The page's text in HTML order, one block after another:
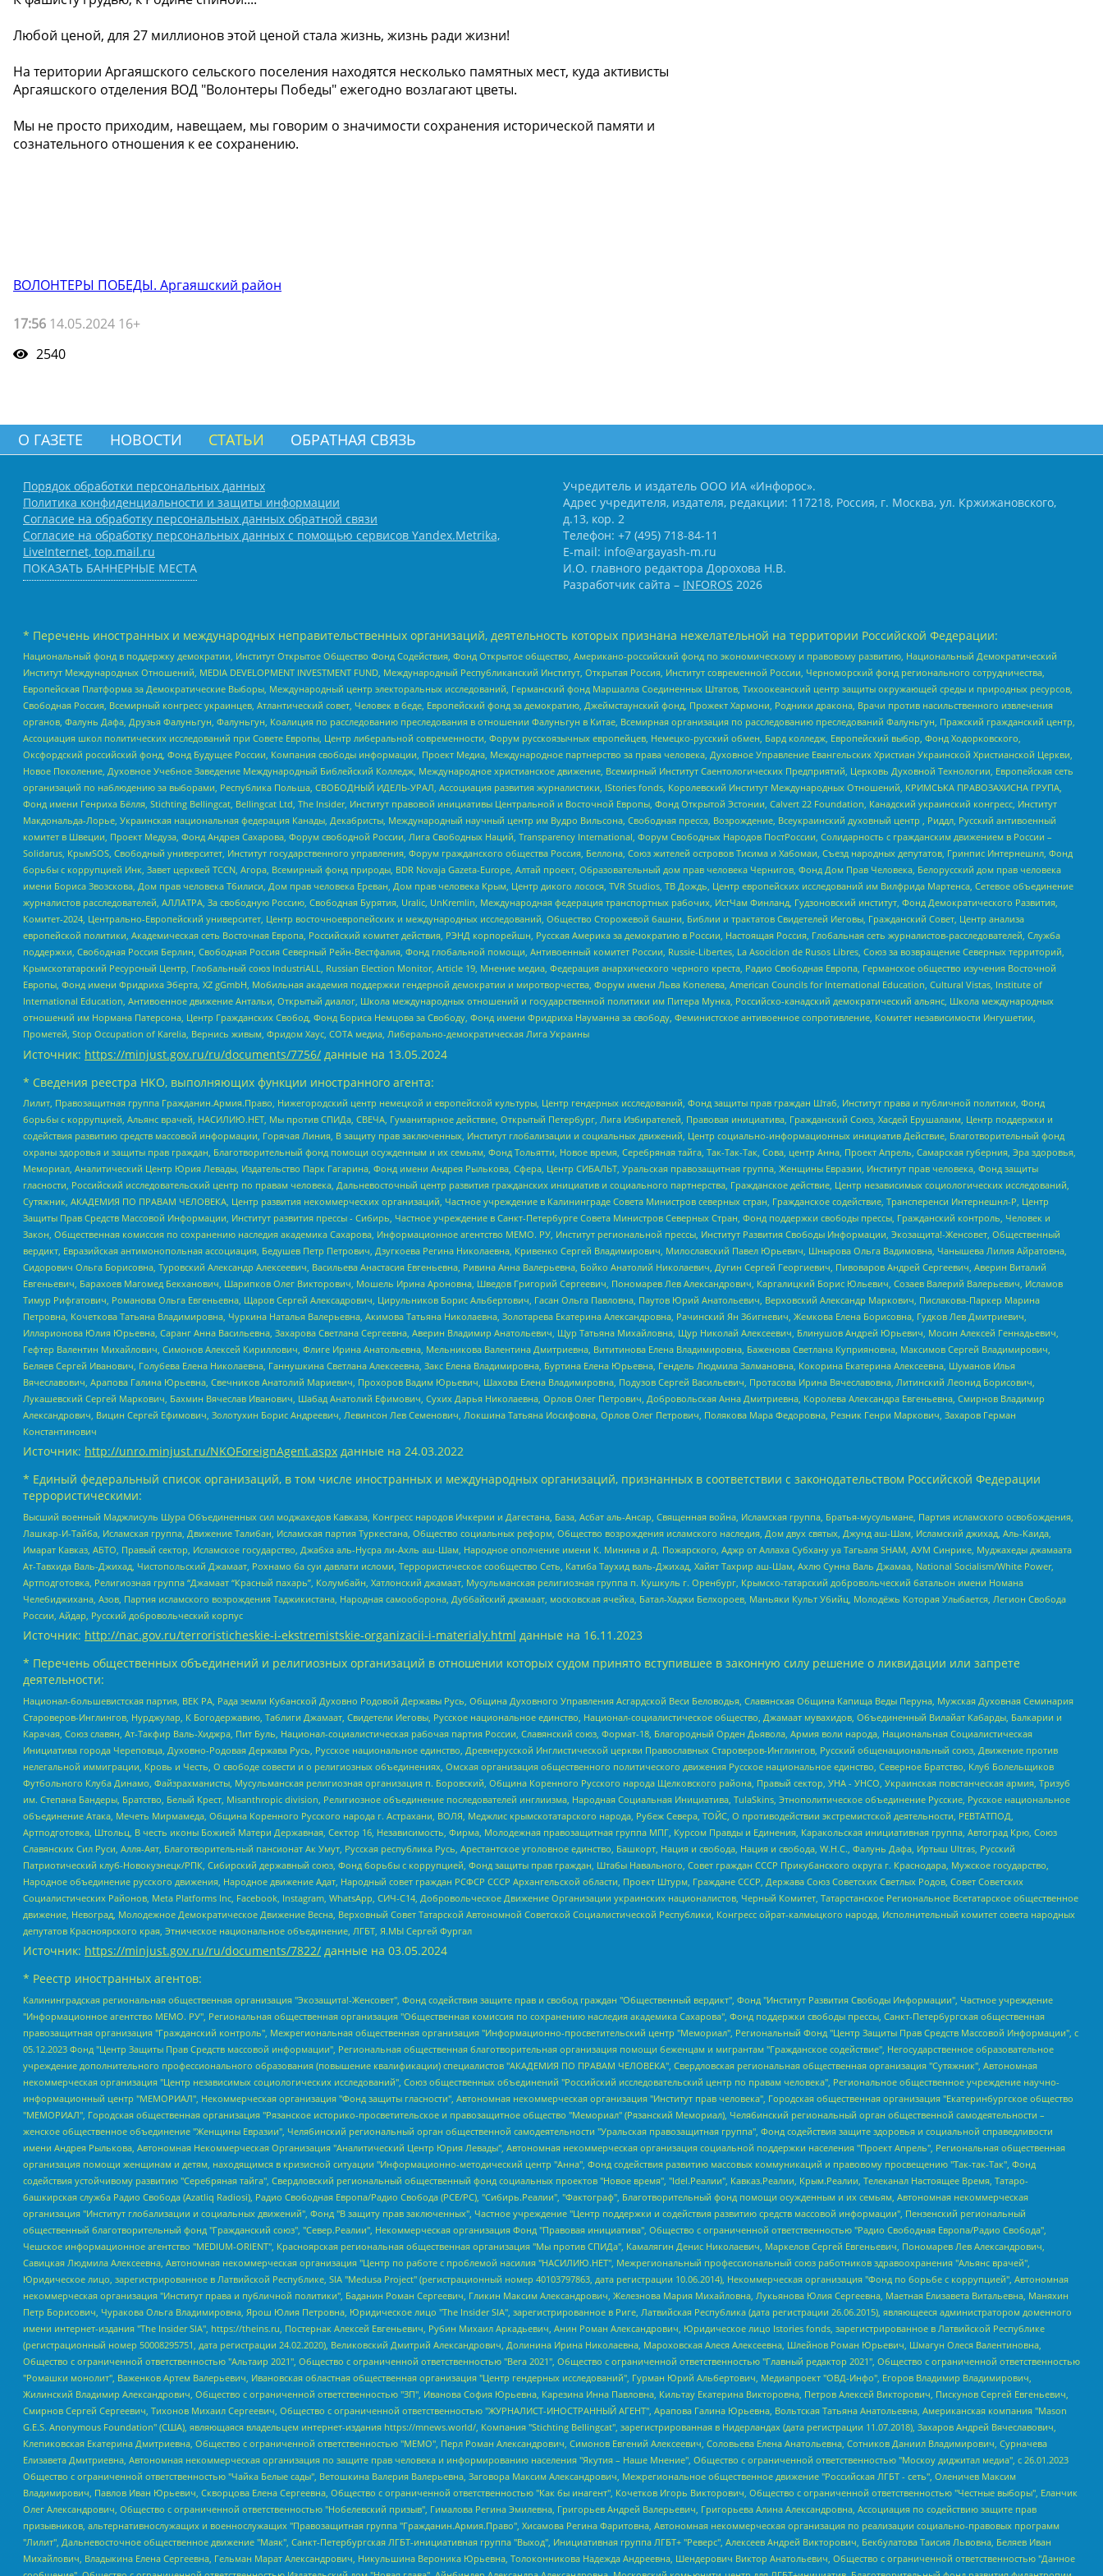
Любой ценой, для 27 миллионов этой ценой стала жизнь, жизнь ради жизни!
На територии Аргаяшского сельского поселения находятся несколько памятных мест, куда активисты
Аргаяшского отделения ВОД "Волонтеры Победы" ежегодно возлагают цветы.
Мы не просто приходим, навещаем, мы говорим о значимости сохранения исторической памяти и
сознательного отношения к ее сохранению.
ВОЛОНТЕРЫ ПОБЕДЫ. Аргаяшский район
17:56 14.05.2024 16+
2540
О ГАЗЕТЕ НОВОСТИ СТАТЬИ ОБРАТНАЯ СВЯЗЬ
Порядок обработки персональных данных
Политика конфиденциальности и защиты информации
Согласие на обработку персональных данных обратной связи
Согласие на обработку персональных данных с помощью сервисов Yandex.Metrika,
LiveInternet, top.mail.ru
ПОКАЗАТЬ БАННЕРНЫЕ МЕСТА
Учредитель и издатель ООО ИА «Инфорос».
Адрес учредителя, издателя, редакции: 117218, Россия, г. Москва, ул. Кржижановского,
д.13, кор. 2
Телефон: +7 (495) 718-84-11
E-mail: info@argayash-m.ru
И.О. главного редактора Дорохова Н.В.
Разработчик сайта – INFOROS 2026
* Перечень иностранных и международных неправительственных организаций, деятельность которых признана нежелательной на территории Российской Федерации:
Национальный фонд в поддержку демократии, Институт Открытое Общество Фонд Содействия, Фонд Открытое общество, Американо-российский фонд по экономическому и правовому развитию, Национальный Демократический
Институт Международных Отношений, MEDIA DEVELOPMENT INVESTMENT FUND, Международный Республиканский Институт, Открытая Россия, Институт современной России, Черноморский фонд регионального сотрудничества,
Европейская Платформа за Демократические Выборы, Международный центр электоральных исследований, Германский фонд Маршалла Соединенных Штатов, Тихоокеанский центр защиты окружающей среды и природных ресурсов,
Свободная Россия, Всемирный конгресс украинцев, Атлантический совет, Человек в беде, Европейский фонд за демократию, Джеймстаунский фонд, Прожект Хармони, Родники дракона, Врачи против насильственного извлечения
органов, Фалунь Дафа, Друзья Фалуньгун, Фалуньгун, Коалиция по расследованию преследования в отношении Фалуньгун в Китае, Всемирная организация по расследованию преследований Фалуньгун, Пражский гражданский центр,
Ассоциация школ политических исследований при Совете Европы, Центр либеральной современности, Форум русскоязычных европейцев, Немецко-русский обмен, Бард колледж, Европейский выбор, Фонд Ходорковского,
Оксфордский российский фонд, Фонд Будущее России, Компания свободы информации, Проект Медиа, Международное партнерство за права человека, Духовное Управление Евангельских Христиан Украинской Христианской Церкви,
Новое Поколение, Духовное Учебное Заведение Международный Библейский Колледж, Международное христианское движение, Всемирный Институт Саентологических Предприятий, Церковь Духовной Технологии, Европейская сеть
организаций по наблюдению за выборами, Республика Польша, СВОБОДНЫЙ ИДЕЛЬ-УРАЛ, Ассоциация развития журналистики, IStories fonds, Королевский Институт Международных Отношений, КРИМСЬКА ПРАВОЗАХИСНА ГРУПА,
Фонд имени Генриха Бёлля, Stichting Bellingcat, Bellingcat Ltd, The Insider, Институт правовой инициативы Центральной и Восточной Европы, Фонд Открытой Эстонии, Calvert 22 Foundation, Канадский украинский конгресс, Институт
Макдональда-Лорье, Украинская национальная федерация Канады, Декабристы, Международный научный центр им Вудро Вильсона, Свободная пресса, Возрождение, Всеукраинский духовный центр , Риддл, Русский антивоенный
комитет в Швеции, Проект Медуза, Фонд Андрея Сахарова, Форум свободной России, Лига Свободных Наций, Transparеncy International, Форум Свободных Народов ПостРоссии, Солидарность с гражданским движением в России –
Solidarus, КрымSOS, Свободный университет, Институт государственного управления, Форум гражданского общества Россия, Беллона, Союз жителей островов Тисима и Хабомаи, Съезд народных депутатов, Гринпис Интернешнл, Фонд
борьбы с коррупцией Инк, Завет церквей TCCN, Агора, Всемирный фонд природы, BDR Novaja Gazeta-Europe, Алтай проект, Образовательный дом прав человека Чернигов, Фонд Дом Прав Человека, Белорусский дом прав человека
имени Бориса Звозскова, Дом прав человека Тбилиси, Дом прав человека Ереван, Дом прав человека Крым, Центр дикого лосося, TVR Studios, ТВ Дождь, Центр европейских исследований им Вилфрида Мартенса, Сетевое объединение
журналистов расследователей, АЛЛАТРА, За свободную Россию, Свободная Бурятия, Uralic, UnKremlin, Международная федерация транспортных рабочих, ИстЧам Финланд, Гудзоновский институт, Фонд Демократического Развития,
Комитет-2024, Центрально-Европейский университет, Центр восточноевропейских и международных исследований, Общество Сторожевой башни, Библии и трактатов Свидетелей Иеговы, Гражданский Совет, Центр анализа
европейской политики, Академическая сеть Восточная Европа, Российский комитет действия, РЭНД корпорейшн, Русская Америка за демократию в России, Настоящая Россия, Глобальная сеть журналистов-расследователей, Служба
поддержки, Свободная Россия Берлин, Свободная Россия Северный Рейн-Вестфалия, Фонд глобальной помощи, Антивоенный комитет России, Russie-Libertes, La Asocicion de Rusos Libres, Союз за возвращение Северных территорий,
Крымскотатарский Ресурсный Центр, Глобальный союз IndustriALL, Russian Election Monitor, Article 19, Мнение медиа, Федерация анархического черного креста, Радио Свободная Европа, Германское общество изучения Восточной
Европы, Фонд имени Фридриха Эберта, XZ gGmbH, Мобильная академия поддержки гендерной демократии и миротворчества, Форум имени Льва Копелева, American Councils for International Education, Cultural Vistas, Institute of
International Education, Антивоенное движение Антальи, Открытый диалог, Школа международных отношений и государственной политики им Питера Мунка, Российско-канадский демократический альянс, Школа международных
отношений им Нормана Патерсона, Центр Гражданских Свобод, Фонд Бориса Немцова за Свободу, Фонд имени Фридриха Науманна за свободу, Феминистское антивоенное сопротивление, Комитет независимости Ингушетии,
Прометей, Stop Occupation of Karelia, Вернись живым, Фридом Хаус, СОТА медиа, Либерально-демократическая Лига Украины
Источник: https://minjust.gov.ru/ru/documents/7756/ данные на 13.05.2024
* Сведения реестра НКО, выполняющих функции иностранного агента:
Лилит, Правозащитная группа Гражданин.Армия.Право, Нижегородский центр немецкой и европейской культуры, Центр гендерных исследований, Фонд защиты прав граждан Штаб, Институт права и публичной политики, Фонд
борьбы с коррупцией, Альянс врачей, НАСИЛИЮ.НЕТ, Мы против СПИДа, СВЕЧА, Гуманитарное действие, Открытый Петербург, Лига Избирателей, Правовая инициатива, Гражданский Союз, Хасдей Ерушалаим, Центр поддержки и
содействия развитию средств массовой информации, Горячая Линия, В защиту прав заключенных, Институт глобализации и социальных движений, Центр социально-информационных инициатив Действие, Благотворительный фонд
охраны здоровья и защиты прав граждан, Благотворительный фонд помощи осужденным и их семьям, Фонд Тольятти, Новое время, Серебряная тайга, Так-Так-Так, Сова, центр Анна, Проект Апрель, Самарская губерния, Эра здоровья,
Мемориал, Аналитический Центр Юрия Левады, Издательство Парк Гагарина, Фонд имени Андрея Рылькова, Сфера, Центр СИБАЛЬТ, Уральская правозащитная группа, Женщины Евразии, Институт прав человека, Фонд защиты
гласности, Российский исследовательский центр по правам человека, Дальневосточный центр развития гражданских инициатив и социального партнерства, Гражданское действие, Центр независимых социологических исследований,
Сутяжник, АКАДЕМИЯ ПО ПРАВАМ ЧЕЛОВЕКА, Центр развития некоммерческих организаций, Частное учреждение в Калининграде Совета Министров северных стран, Гражданское содействие, Трансперенси Интернешнл-Р, Центр
Защиты Прав Средств Массовой Информации, Институт развития прессы - Сибирь, Частное учреждение в Санкт-Петербурге Совета Министров Северных Стран, Фонд поддержки свободы прессы, Гражданский контроль, Человек и
Закон, Общественная комиссия по сохранению наследия академика Сахарова, Информационное агентство МЕМО. РУ, Институт региональной прессы, Институт Развития Свободы Информации, Экозащита!-Женсовет, Общественный
вердикт, Евразийская антимонопольная ассоциация, Бедушев Петр Петрович, Дзугкоева Регина Николаевна, Кривенко Сергей Владимирович, Милославский Павел Юрьевич, Шнырова Ольга Вадимовна, Чанышева Лилия Айратовна,
Сидорович Ольга Борисовна, Туровский Александр Алексеевич, Васильева Анастасия Евгеньевна, Ривина Анна Валерьевна, Бойко Анатолий Николаевич, Дугин Сергей Георгиевич, Пивоваров Андрей Сергеевич, Аверин Виталий
Евгеньевич, Барахоев Магомед Бекханович, Шарипков Олег Викторович, Мошель Ирина Ароновна, Шведов Григорий Сергеевич, Пономарев Лев Александрович, Каргалицкий Борис Юльевич, Созаев Валерий Валерьевич, Исламов
Тимур Рифгатович, Романова Ольга Евгеньевна, Щаров Сергей Алексадрович, Цирульников Борис Альбертович, Гасан Ольга Павловна, Паутов Юрий Анатольевич, Верховский Александр Маркович, Пислакова-Паркер Марина
Петровна, Кочеткова Татьяна Владимировна, Чуркина Наталья Валерьевна, Акимова Татьяна Николаевна, Золотарева Екатерина Александровна, Рачинский Ян Збигневич, Жемкова Елена Борисовна, Гудков Лев Дмитриевич,
Илларионова Юлия Юрьевна, Саранг Анна Васильевна, Захарова Светлана Сергеевна, Аверин Владимир Анатольевич, Щур Татьяна Михайловна, Щур Николай Алексеевич, Блинушов Андрей Юрьевич, Мосин Алексей Геннадьевич,
Гефтер Валентин Михайлович, Симонов Алексей Кириллович, Флиге Ирина Анатольевна, Мельникова Валентина Дмитриевна, Вититинова Елена Владимировна, Баженова Светлана Куприяновна, Максимов Сергей Владимирович,
Беляев Сергей Иванович, Голубева Елена Николаевна, Ганнушкина Светлана Алексеевна, Закс Елена Владимировна, Буртина Елена Юрьевна, Гендель Людмила Залмановна, Кокорина Екатерина Алексеевна, Шуманов Илья
Вячеславович, Арапова Галина Юрьевна, Свечников Анатолий Мариевич, Прохоров Вадим Юрьевич, Шахова Елена Владимировна, Подузов Сергей Васильевич, Протасова Ирина Вячеславовна, Литинский Леонид Борисович,
Лукашевский Сергей Маркович, Бахмин Вячеслав Иванович, Шабад Анатолий Ефимович, Сухих Дарья Николаевна, Орлов Олег Петрович, Добровольская Анна Дмитриевна, Королева Александра Евгеньевна, Смирнов Владимир
Александрович, Вицин Сергей Ефимович, Золотухин Борис Андреевич, Левинсон Лев Семенович, Локшина Татьяна Иосифовна, Орлов Олег Петрович, Полякова Мара Федоровна, Резник Генри Маркович, Захаров Герман
Константинович
Источник: http://unro.minjust.ru/NKOForeignAgent.aspx данные на 24.03.2022
* Единый федеральный список организаций, в том числе иностранных и международных организаций, признанных в соответствии с законодательством Российской Федерации
террористическими:
Высший военный Маджлисуль Шура Объединенных сил моджахедов Кавказа, Конгресс народов Ичкерии и Дагестана, База, Асбат аль-Ансар, Священная война, Исламская группа, Братья-мусульмане, Партия исламского освобождения,
Лашкар-И-Тайба, Исламская группа, Движение Талибан, Исламская партия Туркестана, Общество социальных реформ, Общество возрождения исламского наследия, Дом двух святых, Джунд аш-Шам, Исламский джихад, Аль-Каида,
Имарат Кавказ, АБТО, Правый сектор, Исламское государство, Джабха аль-Нусра ли-Ахль аш-Шам, Народное ополчение имени К. Минина и Д. Пожарского, Аджр от Аллаха Субхану уа Тагьаля SHAM, АУМ Синрике, Муджахеды джамаата
Ат-Тавхида Валь-Джихад, Чистопольский Джамаат, Рохнамо ба суи давлати исломи, Террористическое сообщество Сеть, Катиба Таухид валь-Джихад, Хайят Тахрир аш-Шам, Ахлю Сунна Валь Джамаа, National Socialism/White Power,
Артподготовка, Религиозная группа “Джамаат “Красный пахарь”, Колумбайн, Хатлонский джамаат, Мусульманская религиозная группа п. Кушкуль г. Оренбург, Крымско-татарский добровольческий батальон имени Номана
Челебиджихана, Азов, Партия исламского возрождения Таджикистана, Народная самооборона, Дуббайский джамаат, московская ячейка, Батал-Хаджи Белхороев, Маньяки Культ Убийц, Молодёжь Которая Улыбается, Легион Свобода
России, Айдар, Русский добровольческий корпус
Источник: http://nac.gov.ru/terroristicheskie-i-ekstremistskie-organizacii-i-materialy.html данные на 16.11.2023
* Перечень общественных объединений и религиозных организаций в отношении которых судом принято вступившее в законную силу решение о ликвидации или запрете
деятельности:
Национал-большевистская партия, ВЕК РА, Рада земли Кубанской Духовно Родовой Державы Русь, Община Духовного Управления Асгардской Веси Беловодья, Славянская Община Капища Веды Перуна, Мужская Духовная Семинария
Староверов-Инглингов, Нурджулар, К Богодержавию, Таблиги Джамаат, Свидетели Иеговы, Русское национальное единство, Национал-социалистическое общество, Джамаат мувахидов, Объединенный Вилайат Кабарды, Балкарии и
Карачая, Союз славян, Ат-Такфир Валь-Хиджра, Пит Буль, Национал-социалистическая рабочая партия России, Славянский союз, Формат-18, Благородный Орден Дьявола, Армия воли народа, Национальная Социалистическая
Инициатива города Череповца, Духовно-Родовая Держава Русь, Русское национальное единство, Древнерусской Инглистической церкви Православных Староверов-Инглингов, Русский общенациональный союз, Движение против
нелегальной иммиграции, Кровь и Честь, О свободе совести и о религиозных объединениях, Омская организация общественного политического движения Русское национальное единство, Северное Братство, Клуб Болельщиков
Футбольного Клуба Динамо, Файзрахманисты, Мусульманская религиозная организация п. Боровский, Община Коренного Русского народа Щелковского района, Правый сектор, УНА - УНСО, Украинская повстанческая армия, Тризуб
им. Степана Бандеры, Братство, Белый Крест, Misanthropic division, Религиозное объединение последователей инглиизма, Народная Социальная Инициатива, TulaSkins, Этнополитическое объединение Русские, Русское национальное
объединение Атака, Мечеть Мирмамеда, Община Коренного Русского народа г. Астрахани, ВОЛЯ, Меджлис крымскотатарского народа, Рубеж Севера, ТОЙС, О противодействии экстремистской деятельности, РЕВТАТПОД,
Артподготовка, Штольц, В честь иконы Божией Матери Державная, Сектор 16, Независимость, Фирма, Молодежная правозащитная группа МПГ, Курсом Правды и Единения, Каракольская инициативная группа, Автоград Крю, Союз
Славянских Сил Руси, Алля-Аят, Благотворительный пансионат Ак Умут, Русская республика Русь, Арестантское уголовное единство, Башкорт, Нация и свобода, Нация и свобода, W.H.С., Фалунь Дафа, Иртыш Ultras, Русский
Патриотический клуб-Новокузнецк/РПК, Сибирский державный союз, Фонд борьбы с коррупцией, Фонд защиты прав граждан, Штабы Навального, Совет граждан СССР Прикубанского округа г. Краснодара, Мужское государство,
Народное объединение русского движения, Народное движение Адат, Народный совет граждан РСФСР СССР Архангельской области, Проект Штурм, Граждане СССР, Держава Союз Советских Светлых Родов, Совет Советских
Социалистических Районов, Meta Platforms Inc, Facebook, Instagram, WhatsApp, СИЧ-С14, Добровольческое Движение Организации украинских националистов, Черный Комитет, Татарстанское Региональное Всетатарское общественное
движение, Невоград, Молодежное Демократическое Движение Весна, Верховный Совет Татарской Автономной Советской Социалистической Республики, Конгресс ойрат-калмыцкого народа, Исполнительный комитет совета народных
депутатов Красноярского края, Этническое национальное объединение, ЛГБТ, Я.МЫ Сергей Фургал
Источник: https://minjust.gov.ru/ru/documents/7822/ данные на 03.05.2024
* Реестр иностранных агентов:
Калининградская региональная общественная организация "Экозащита!-Женсовет", Фонд содействия защите прав и свобод граждан "Общественный вердикт", Фонд "Институт Развития Свободы Информации", Частное учреждение "Информационное агентство МЕМО. РУ", Региональная общественная организация "Общественная комиссия по сохранению наследия академика Сахарова", Фонд поддержки свободы прессы, Санкт-Петербургская общественная правозащитная организация "Гражданский контроль", Межрегиональная общественная организация "Информационно-просветительский центр "Мемориал", Региональный Фонд "Центр Защиты Прав Средств Массовой Информации", с 05.12.2023 Фонд "Центр Защиты Прав Средств массовой информации", Региональная общественная благотворительная организация помощи беженцам и мигрантам "Гражданское содействие", Негосударственное образовательное учреждение дополнительного профессионального образования (повышение квалификации) специалистов "АКАДЕМИЯ ПО ПРАВАМ ЧЕЛОВЕКА", Свердловская региональная общественная организация "Сутяжник", Автономная некоммерческая организация "Центр независимых социологических исследований", Союз общественных объединений "Российский исследовательский центр по правам человека", Региональное общественное учреждение научно-информационный центр "МЕМОРИАЛ", Некоммерческая организация "Фонд защиты гласности", Автономная некоммерческая организация "Институт прав человека", Городская общественная организация "Екатеринбургское общество "МЕМОРИАЛ", Городская общественная организация "Рязанское историко-просветительское и правозащитное общество "Мемориал" (Рязанский Мемориал), Челябинский региональный орган общественной самодеятельности – женское общественное объединение "Женщины Евразии", Челябинский региональный орган общественной самодеятельности "Уральская правозащитная группа", Фонд содействия защите здоровья и социальной справедливости имени Андрея Рылькова, Автономная Некоммерческая Организация "Аналитический Центр Юрия Левады", Автономная некоммерческая организация социальной поддержки населения "Проект Апрель", Региональная общественная организация помощи женщинам и детям, находящимся в кризисной ситуации "Информационно-методический центр "Анна", Фонд содействия развитию массовых коммуникаций и правовому просвещению "Так-так-Так", Фонд содействия устойчивому развитию "Серебряная тайга", Свердловский региональный общественный фонд социальных проектов "Новое время", "Idel.Реалии", Кавказ.Реалии, Крым.Реалии, Телеканал Настоящее Время, Татаро-башкирская служба Радио Свобода (Azatliq Radiosi), Радио Свободная Европа/Радио Свобода (PCE/PC), "Сибирь.Реалии", "Фактограф", Благотворительный фонд помощи осужденным и их семьям, Автономная некоммерческая организация "Институт глобализации и социальных движений", Фонд "В защиту прав заключенных", Частное учреждение "Центр поддержки и содействия развитию средств массовой информации", Пензенский региональный общественный благотворительный фонд "Гражданский союз", "Север.Реалии", Некоммерческая организация Фонд "Правовая инициатива", Общество с ограниченной ответственностью "Радио Свободная Европа/Радио Свобода", Чешское информационное агентство "MEDIUM-ORIENT", Красноярская региональная общественная организация "Мы против СПИДа", Камалягин Денис Николаевич, Маркелов Сергей Евгеньевич, Пономарев Лев Александрович, Савицкая Людмила Алексеевна, Автономная некоммерческая организация "Центр по работе с проблемой насилия "НАСИЛИЮ.НЕТ", Межрегиональный профессиональный союз работников здравоохранения "Альянс врачей", Юридическое лицо, зарегистрированное в Латвийской Республике, SIA "Medusa Project" (регистрационный номер 40103797863, дата регистрации 10.06.2014), Некоммерческая организация "Фонд по борьбе с коррупцией", Автономная некоммерческая организация "Институт права и публичной политики", Баданин Роман Сергеевич, Гликин Максим Александрович, Железнова Мария Михайловна, Лукьянова Юлия Сергеевна, Маетная Елизавета Витальевна, Маняхин Петр Борисович, Чуракова Ольга Владимировна, Ярош Юлия Петровна, Юридическое лицо "The Insider SIA", зарегистрированное в Риге, Латвийская Республика (дата регистрации 26.06.2015), являющееся администратором доменного имени интернет-издания "The Insider SIA", https://theins.ru, Постернак Алексей Евгеньевич, Рубин Михаил Аркадьевич, Анин Роман Александрович, Юридическое лицо Istories fonds, зарегистрированное в Латвийской Республике (регистрационный номер 50008295751, дата регистрации 24.02.2020), Великовский Дмитрий Александрович, Долинина Ирина Николаевна, Мароховская Алеся Алексеевна, Шлейнов Роман Юрьевич, Шмагун Олеся Валентиновна, Общество с ограниченной ответственностью "Альтаир 2021", Общество с ограниченной ответственностью "Вега 2021", Общество с ограниченной ответственностью "Главный редактор 2021", Общество с ограниченной ответственностью "Ромашки монолит", Важенков Артем Валерьевич, Ивановская областная общественная организация "Центр гендерных исследований", Гурман Юрий Альбертович, Медиапроект "ОВД-Инфо", Егоров Владимир Владимирович, Жилинский Владимир Александрович, Общество с ограниченной ответственностью "ЗП", Иванова София Юрьевна, Карезина Инна Павловна, Кильтау Екатерина Викторовна, Петров Алексей Викторович, Пискунов Сергей Евгеньевич, Смирнов Сергей Сергеевич, Тихонов Михаил Сергеевич, Общество с ограниченной ответственностью "ЖУРНАЛИСТ-ИНОСТРАННЫЙ АГЕНТ", Арапова Галина Юрьевна, Вольтская Татьяна Анатольевна, Американская компания "Mason G.E.S. Anonymous Foundation" (США), являющаяся владельцем интернет-издания https://mnews.world/, Компания "Stichting Bellingcat", зарегистрированная в Нидерландах (дата регистрации 11.07.2018), Захаров Андрей Вячеславович, Клепиковская Екатерина Дмитриевна, Общество с ограниченной ответственностью "МЕМО", Перл Роман Александрович, Симонов Евгений Алексеевич, Соловьева Елена Анатольевна, Сотников Даниил Владимирович, Сурначева Елизавета Дмитриевна, Автономная некоммерческая организация по защите прав человека и информированию населения "Якутия – Наше Мнение", Общество с ограниченной ответственностью "Москоу диджитал медиа", с 26.01.2023 Общество с ограниченной ответственностью "Чайка Белые сады", Ветошкина Валерия Валерьевна, Заговора Максим Александрович, Межрегиональное общественное движение "Российская ЛГБТ - сеть", Оленичев Максим Владимирович, Павлов Иван Юрьевич, Скворцова Елена Сергеевна, Общество с ограниченной ответственностью "Как бы инагент", Кочетков Игорь Викторович, Общество с ограниченной ответственностью "Честные выборы", Еланчик Олег Александрович, Общество с ограниченной ответственностью "Нобелевский призыв", Гималова Регина Эмилевна, Григорьев Андрей Валерьевич, Григорьева Алина Александровна, Ассоциация по содействию защите прав призывников, альтернативнослужащих и военнослужащих "Правозащитная группа "Гражданин.Армия.Право", Хисамова Регина Фаритовна, Автономная некоммерческая организация по реализации социально-правовых программ "Лилит", Дальневосточное общественное движение "Маяк", Санкт-Петербургская ЛГБТ-инициативная группа "Выход", Инициативная группа ЛГБТ+ "Реверс", Алексеев Андрей Викторович, Бекбулатова Таисия Львовна, Беляев Иван Михайлович, Владыкина Елена Сергеевна, Гельман Марат Александрович, Никульшина Вероника Юрьевна, Толоконникова Надежда Андреевна, Шендерович Виктор Анатольевич, Общество с ограниченной ответственностью "Данное сообщение", Общество с ограниченной ответственностью Издательский дом "Новая глава", Айнбиндер Александра Александровна, Московский комьюнити-центр для ЛГБТ+инициатив, Благотворительный фонд развития филантропии, Deutsche Welle (Германия, Kurt-Schumacher-Strasse 3, 53113 Bonn), Борзунова Мария Михайловна, Воробьев Виктор Викторович, Голубева Анна Львовна, Константинова Алла Михайловна, Малкова Ирина Владимировна, Мурадов Мурад Абдулгалимович, Осетинская Елизавета Николаевна, Понасенков Евгений Николаевич, Ганапольский Матвей Юрьевич, Киселев Евгений Алексеевич, Борухович Ирина Григорьевна, Дремин Иван Тимофеевич, Дубровский Дмитрий Викторович, Красноярская региональная общественная организация поддержки и развития альтернативных образовательных технологий и межкультурных коммуникаций "ИНТЕРРА", Маяковская Екатерина Алексеевна, Фейгин Марк Захарович, Филимонов Андрей Викторович, Дзугкоева Регина Николаевна, Доброхотов Роман Александрович, Дудь Юрий Александрович, Елкин Сергей Владимирович, Кругликов Кирилл Игоревич, Сабунаева Мария Леонидовна, Семенов Алексей Владимирович, Шаинян Карен Багратович, Шульман Екатерина Михайловна, Асафьев Артур Валерьевич, Вахштайн Виктор Семенович, Венедиктов Алексей Алексеевич, Лушникова Екатерина Евгеньевна, Волков Леонид Михайлович, Невзоров Александр Глебович, Пархоменко Сергей Борисович, Сироткин Ярослав Николаевич, Кара-Мурза Владимир Владимирович, Баранова Наталья Владимировна, Гозман Леонид Яковлевич, Кагарлицкий Борис Юльевич, Климарев Михаил Валерьевич, Милов Владимир Станиславович, Автономная некоммерческая организация Краснодарский центр современного искусства "Типография", Моргенштерн Алишер Тагирович, Соболь Любовь Эдуардовна, Общество с ограниченной ответственностью "ЛИЗА НОРМ", Каспаров Гарри Кимович, Ходорковский Михаил Борисович, Общество с ограниченной ответственностью "Апрельские тезисы", Данилович Ирина Брониславовна, Кашин Олег Владимирович, Петров Николай Владимирович, Пивоваров Алексей Владимирович, Соколов Михаил Владимирович, Цветкова Юлия Владимировна, Чичваркин Евгений Александрович, Комитет против пыток/Команда против пыток, Общество с ограниченной ответственностью "Первый научный", Общество с ограниченной ответственностью "Вертолет и ко", Белоцерковская Вероника Борисовна, Кац Максим Евгеньевич, Лазарева Татьяна Юрьевна, Шаведдинов Руслан Табризович, Яшин Илья Валерьевич, Общество с ограниченной ответственностью "Иноагент ААВ", Алешковский Дмитрий Петрович, Альбац Евгения Марковна, Быков Дмитрий Львович, Галямина Юлия Евгеньевна, Лойко Сергей Леонидович, Мартынов Кирилл Константинович, Медведев Сергей Александрович, Крашенинников Федор Геннадиевич, Гордеева Катерина Вл